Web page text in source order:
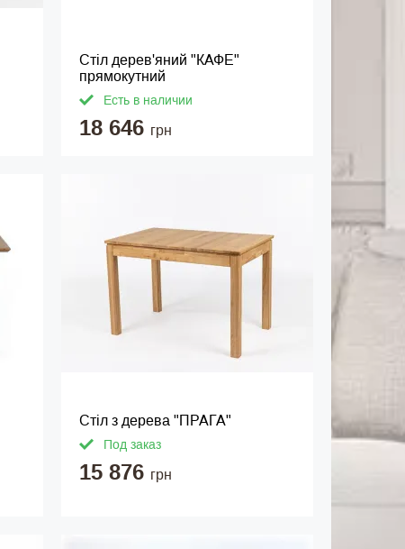
Стіл дерев'яний "КАФЕ"
прямокутний
Есть в наличии
18 646 грн
Стіл з дерева "ПРАГА"
Под заказ
15 876 грн